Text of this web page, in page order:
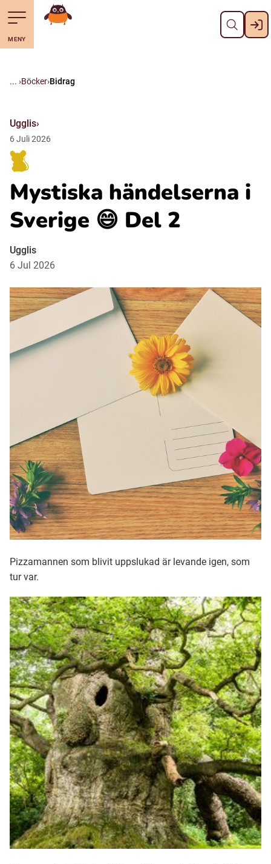
Till navigering av sidans innehåll
Hoppa till sidans huvudinnehåll Stäng
Suomi (Finska)
Åarjelsaemiengïele (Sydsamiska)
Davvisámegiella (Nordsamiska)
Bidumsámegiella (Pitesamiska)
Ubmejesámiengiälla (Umesamiska)
Kaale (Romska)
Resanderomani (Romska)
Kelderash (Romska)
Lovari (Romska)
MENY
Gå till startsidan
Böcker Bidrag
Ugglis
6Juli2026
Mystiska händelserna i
Sverige 😄 Del 2
Ugglis
6 Jul 2026
Pizzamannen som blivit uppslukad är levande igen, som
tur var.